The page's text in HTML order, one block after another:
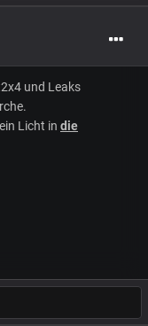
und Leaks
Licht in die